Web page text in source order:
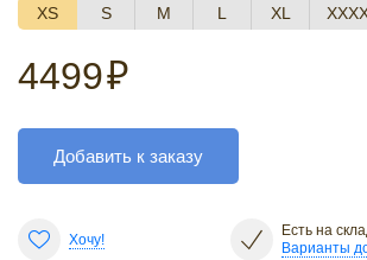
XS S M L XL
4499₽
Добавить к заказу
Хочу!
Есть на
Варианты